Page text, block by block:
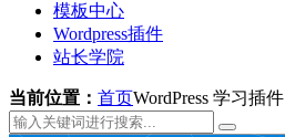
模板中心
Wordpress插件
站长学院
当前位置： 首页WordPress 学习插件